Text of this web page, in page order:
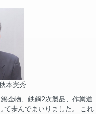
本憲秀
金物、鉄鋼2次製品、作業道
て歩んでまいりました。 これ